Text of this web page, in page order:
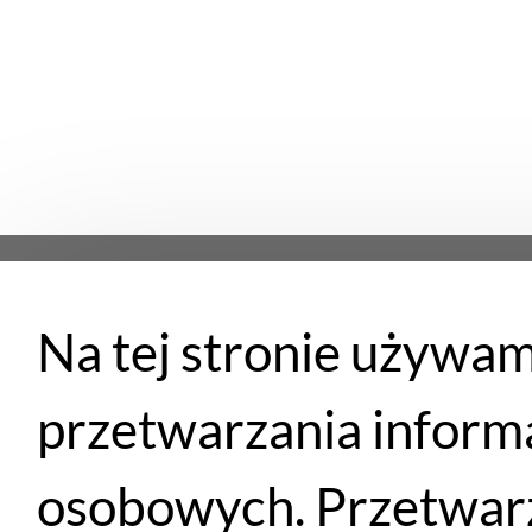
Płatności
eRaty
Płatność przy
odbiorze
Na tej stronie
przetwarzania
osobowych.